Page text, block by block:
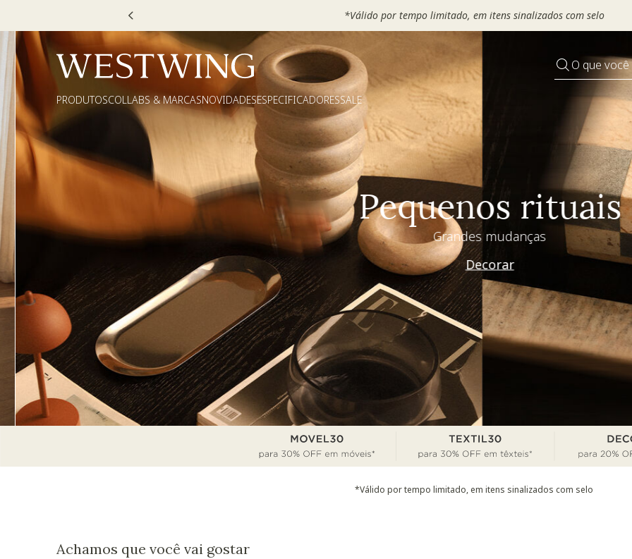
Escolha seu VOUCHER e ganhe até 30% OFF*: useMOVEL30, TEXTIL30 OU
O que
PRODUTOSCOLLABS & MARCASNOVIDADESESPECIFICADORESSALE
Pequenos rituais
Grandes mudanças
Decorar
*Válido por tempo limitado, em itens sinalizados com selo
Achamos que você vai gostar